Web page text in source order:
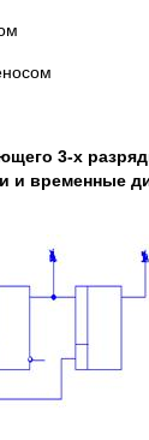
3-х
и временные